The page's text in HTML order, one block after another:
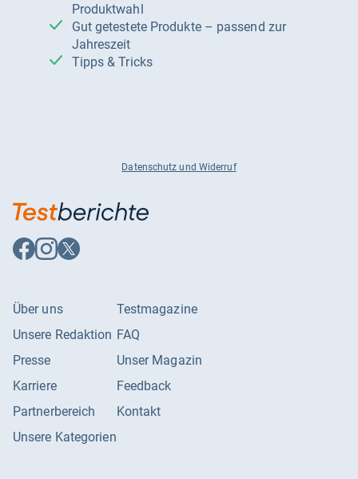
Produktwahl
Gut getestete Produkte – passend zur
Jahreszeit
Tipps & Tricks
Datenschutz und Widerruf
Auf
Facebook
Auf
Instagram
Auf
X
Über uns
Unsere Redaktion
Presse
Karriere
Partnerbereich
Unsere Kategorien
Testmagazine
FAQ
Unser Magazin
Feedback
Kontakt